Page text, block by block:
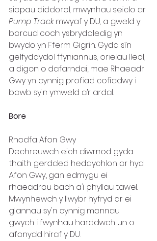
siopau diddorol, mwynhau seiclo ar
Pump Track mwyaf y DU, a gweld y
barcud coch ysbrydoledig yn
bwydo yn Fferm Gigrin. Gyda sîn
gelfyddydol ffyniannus, orielau lleol,
a digon o dafarndai, mae Rhaeadr
Gwy yn cynnig profiad cofiadwy i
bawb sy'n ymweld a’r ardal.
Bore
Rhodfa Afon Gwy
Dechreuwch eich diwrnod gyda
thaith gerdded heddychlon ar hyd
Afon Gwy, gan edmygu ei
rhaeadrau bach a'i phyllau tawel.
Mwynhewch y llwybr hyfryd ar ei
glannau sy'n cynnig mannau
gwych i fwynhau harddwch un o
afonydd hiraf y DU.